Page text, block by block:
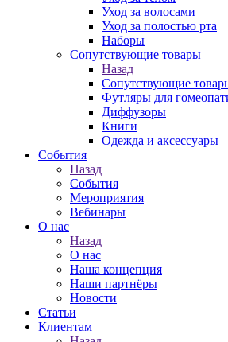
Уход за волосами
Уход за полостью рта
Наборы
Сопутствующие товары
Назад
Сопутствующие
Футляры для
Диффузоры
Книги
Одежда и аксессуары
События
Назад
События
Мероприятия
Вебинары
О нас
Назад
О нас
Наша концепция
Наши партнёры
Новости
Статьи
Клиентам